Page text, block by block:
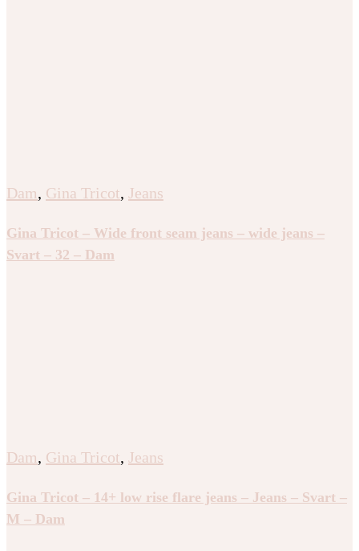
Dam, Gina Tricot, Jeans
Gina Tricot – Wide front seam jeans – wide jeans –
Svart – 32 – Dam
Dam, Gina Tricot, Jeans
Gina Tricot – 14+ low rise flare jeans – Jeans – Svart –
M – Dam